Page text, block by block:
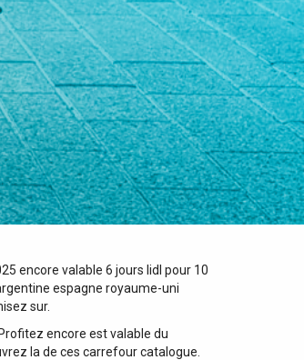
encore valable 6 jours lidl pour 10
espagne royaume-uni
sur.
encore est valable du
la de ces carrefour catalogue.